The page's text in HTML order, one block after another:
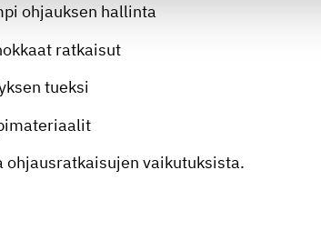
ohjauksen hallinta
ratkaisut
tueksi
vaikutuksista.